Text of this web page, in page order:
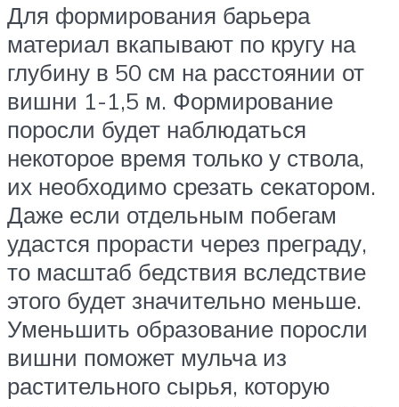
Для формирования барьера
материал вкапывают по кругу на
глубину в 50 см на расстоянии от
вишни 1-1,5 м. Формирование
поросли будет наблюдаться
некоторое время только у ствола,
их необходимо срезать секатором.
Даже если отдельным побегам
удастся прорасти через преграду,
то масштаб бедствия вследствие
этого будет значительно меньше.
Уменьшить образование поросли
вишни поможет мульча из
растительного сырья, которую